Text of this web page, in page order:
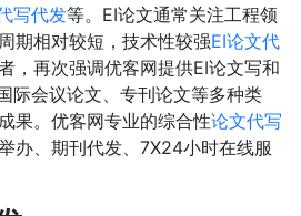
写代发等。EI论文通常关注工程领
期相对较短，技术性较强EI论文代
，再次强调优客网提供EI论文写和
际会议论文、专刊论文等多种类
果。优客网专业的综合性论文代写
办、期刊代发、7X24小时在线服